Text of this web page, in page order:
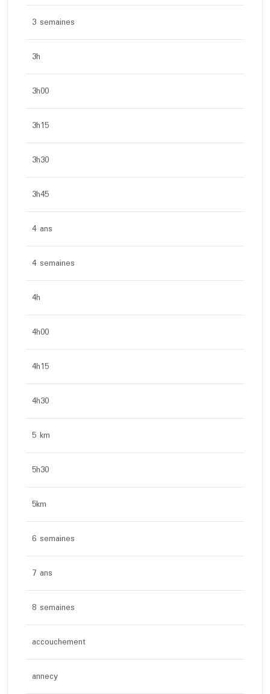
3 semaines
3h
3h00
3h15
3h30
3h45
4 ans
4 semaines
4h
4h00
4h15
4h30
5 km
5h30
5km
6 semaines
7 ans
8 semaines
accouchement
annecy